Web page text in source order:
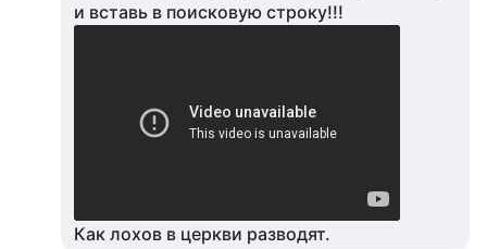
и вставь в поисковую строку!!!
Как лохов в церкви разводят.